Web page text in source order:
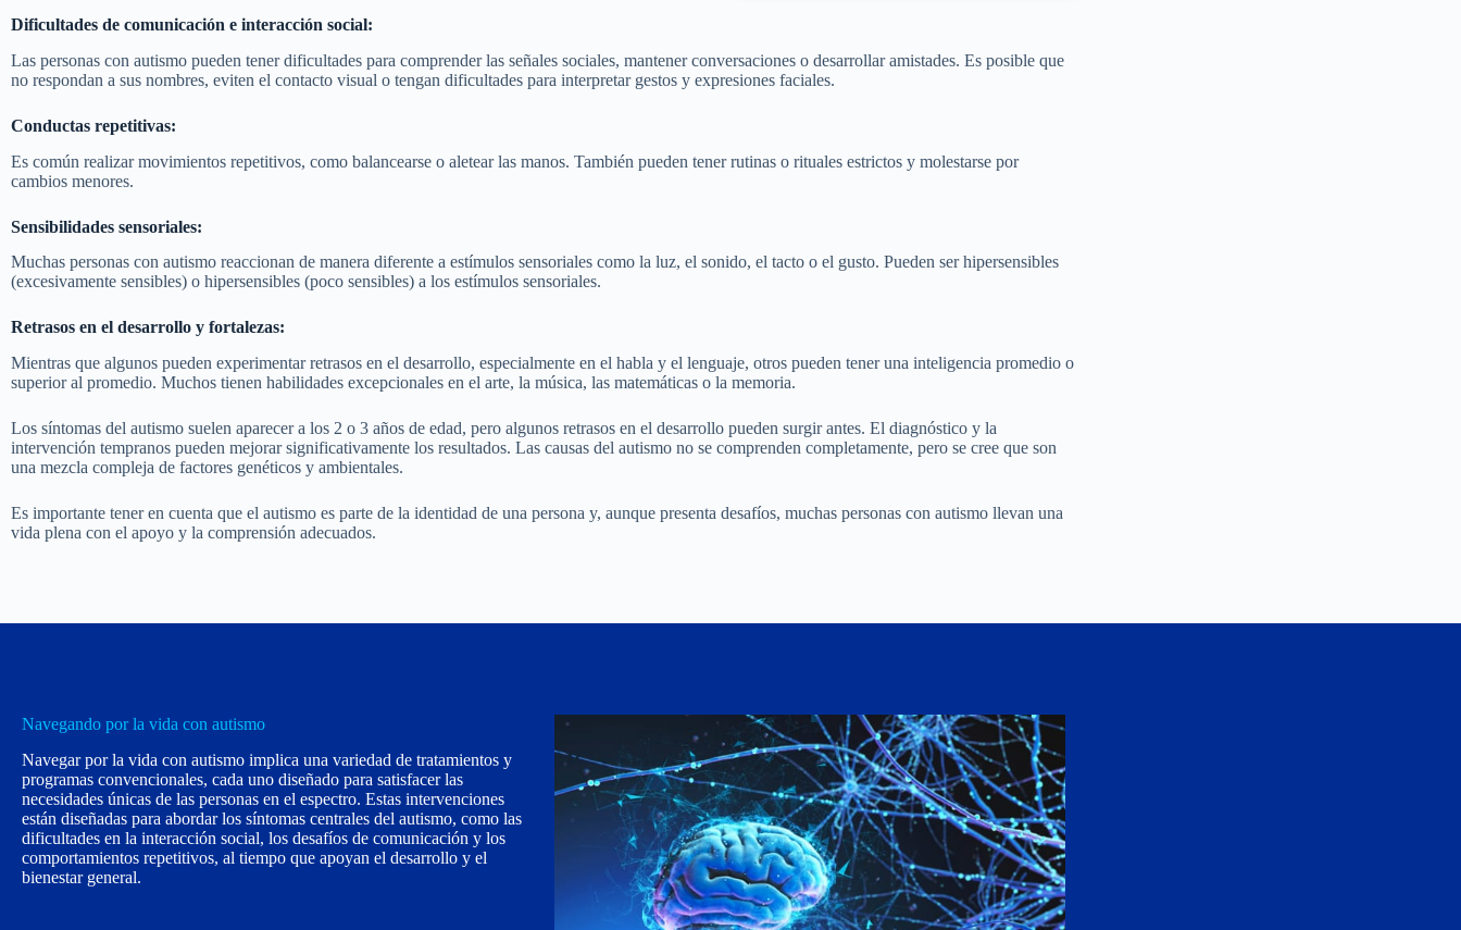
Dificultades de comunicación e interacción social:
Las personas con autismo pueden tener dificultades para comprender las señales sociales, mantener conversaciones o desarrollar amistades. Es posible que
no respondan a sus nombres, eviten el contacto visual o tengan dificultades para interpretar gestos y expresiones faciales.
Conductas repetitivas:
Es común realizar movimientos repetitivos, como balancearse o aletear las manos. También pueden tener rutinas o rituales estrictos y molestarse por
cambios menores.
Sensibilidades sensoriales:
Muchas personas con autismo reaccionan de manera diferente a estímulos sensoriales como la luz, el sonido, el tacto o el gusto. Pueden ser hipersensibles
(excesivamente sensibles) o hipersensibles (poco sensibles) a los estímulos sensoriales.
Retrasos en el desarrollo y fortalezas:
Mientras que algunos pueden experimentar retrasos en el desarrollo, especialmente en el habla y el lenguaje, otros pueden tener una inteligencia promedio o
superior al promedio. Muchos tienen habilidades excepcionales en el arte, la música, las matemáticas o la memoria.
Los síntomas del autismo suelen aparecer a los 2 o 3 años de edad, pero algunos retrasos en el desarrollo pueden surgir antes. El diagnóstico y la
intervención tempranos pueden mejorar significativamente los resultados. Las causas del autismo no se comprenden completamente, pero se cree que son
una mezcla compleja de factores genéticos y ambientales.
Es importante tener en cuenta que el autismo es parte de la identidad de una persona y, aunque presenta desafíos, muchas personas con autismo llevan una
vida plena con el apoyo y la comprensión adecuados.
Navegando por la vida con autismo
Navegar por la vida con autismo implica una variedad de tratamientos y
programas convencionales, cada uno diseñado para satisfacer las
necesidades únicas de las personas en el espectro. Estas intervenciones
están diseñadas para abordar los síntomas centrales del autismo, como las
dificultades en la interacción social, los desafíos de comunicación y los
comportamientos repetitivos, al tiempo que apoyan el desarrollo y el
bienestar general.